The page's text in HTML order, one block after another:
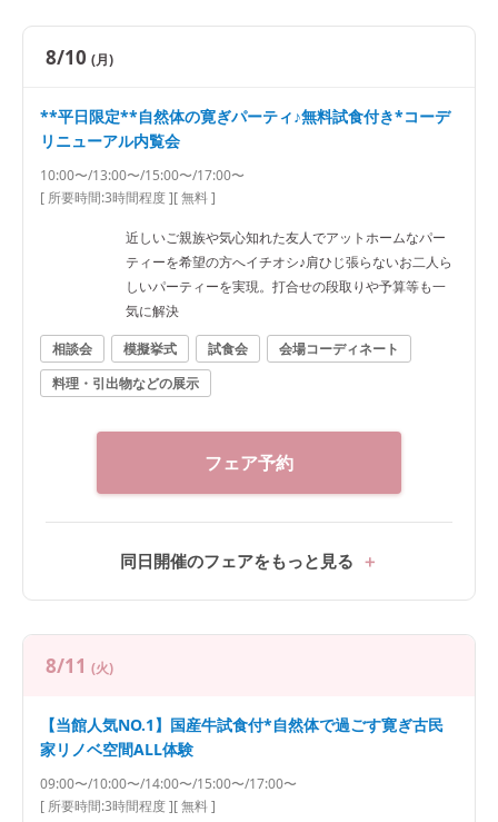
8/10 (月)
**平日限定**自然体の寛ぎパーティ♪無料試食付き*コーデ
リニューアル内覧会
10:00〜/13:00〜/15:00〜/17:00〜
[ 所要時間:3時間程度][ 無料 ]
近しいご親族や気心知れた友人でアットホームなパー
ティーを希望の方へイチオシ♪肩ひじ張らないお二人ら
しいパーティーを実現。打合せの段取りや予算等も一
気に解決
相談会
模擬挙式 試食会
会場コーディネート
料理・引出物などの展示
フェア予約
同日開催のフェアをもっと見る
8/11 (火)
【当館人気NO.1】国産牛試食付*自然体で過ごす寛ぎ古民
家リノベ空間ALL体験
09:00〜/10:00〜/14:00〜/15:00〜/17:00〜
[ 所要時間:3時間程度][ 無料 ]